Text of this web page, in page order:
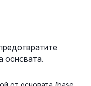
основата.